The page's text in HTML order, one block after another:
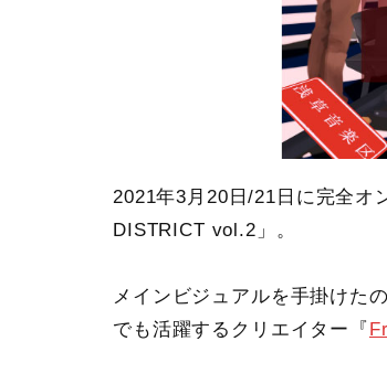
2021年3月20日/21日に完全オ
DISTRICT vol.2」。
メインビジュアルを手掛けた
でも活躍するクリエイター『